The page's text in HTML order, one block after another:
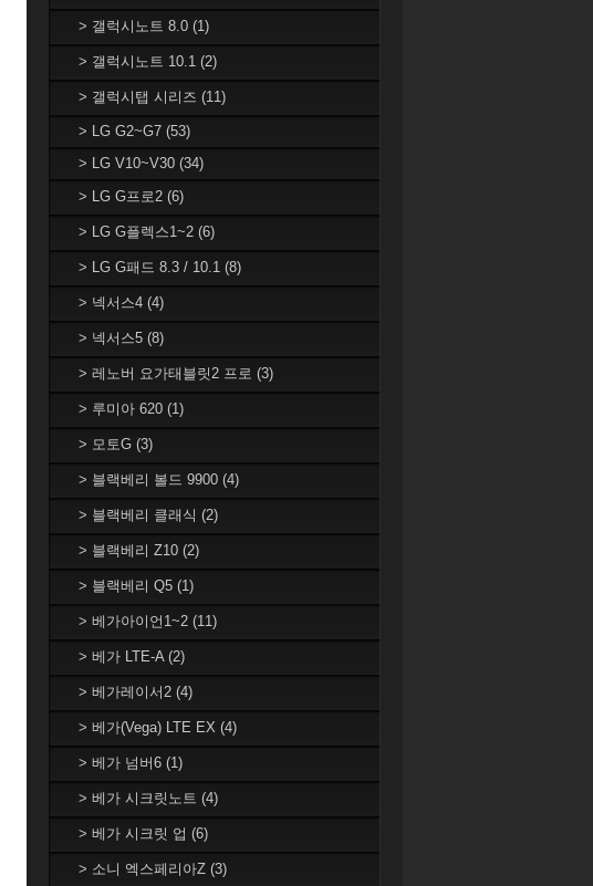
> 갤럭시노트 8.0 (1)
> 갤럭시노트 10.1 (2)
> 갤럭시탭 시리즈 (11)
> LG G2~G7 (53)
> LG V10~V30 (34)
> LG G프로2 (6)
> LG G플렉스1~2 (6)
> LG G패드 8.3 / 10.1 (8)
> 넥서스4 (4)
> 넥서스5 (8)
> 레노버 요가태블릿2 프로 (3)
> 루미아 620 (1)
> 모토G (3)
> 블랙베리 볼드 9900 (4)
> 블랙베리 클래식 (2)
> 블랙베리 Z10 (2)
> 블랙베리 Q5 (1)
> 베가아이언1~2 (11)
> 베가 LTE-A (2)
> 베가레이서2 (4)
> 베가(Vega) LTE EX (4)
> 베가 넘버6 (1)
> 베가 시크릿노트 (4)
> 베가 시크릿 업 (6)
> 소니 엑스페리아Z (3)